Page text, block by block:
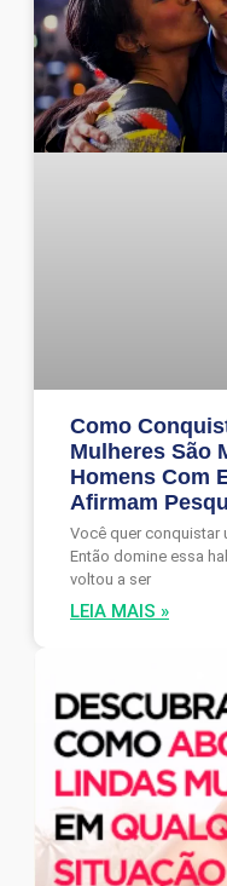
Como
Mulheres São
Homens Com
Afirmam
Você quer conquistar
Então domine essa
voltou a ser
LEIA MAIS »